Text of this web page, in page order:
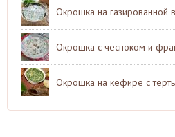
Окрошка на газированной
Окрошка с чесноком и
Окрошка на кефире с